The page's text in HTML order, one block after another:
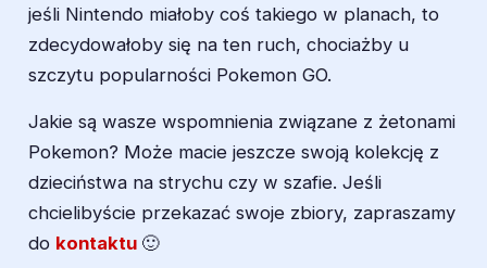
jeśli Nintendo miałoby coś takiego w planach, to
zdecydowałoby się na ten ruch, chociażby u
szczytu popularności Pokemon GO.
Jakie są wasze wspomnienia związane z żetonami
Pokemon? Może macie jeszcze swoją kolekcję z
dzieciństwa na strychu czy w szafie. Jeśli
chcielibyście przekazać swoje zbiory, zapraszamy
do kontaktu 🙂